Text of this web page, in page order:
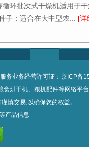
循环批次式干燥机适用于
子；适合在大中型农... [详
务业务经营许可证： 京ICP备
烘干机、粮机配件等网络平
慎交易,以确保您的权益。
产品信息